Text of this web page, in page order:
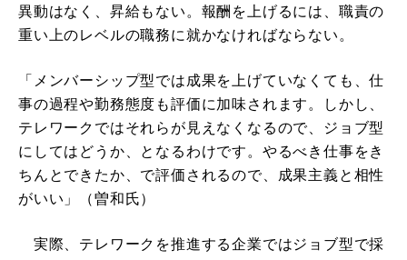
異動はなく、昇給もない。報酬を上げるには、職責の
重い上のレベルの職務に就かなければならない。
「メンバーシップ型では成果を上げていなくても、仕
事の過程や勤務態度も評価に加味されます。しかし、
テレワークではそれらが見えなくなるので、ジョブ型
にしてはどうか、となるわけです。やるべき仕事をき
ちんとできたか、で評価されるので、成果主義と相性
がいい」（曽和氏）
実際、テレワークを推進する企業ではジョブ型で採